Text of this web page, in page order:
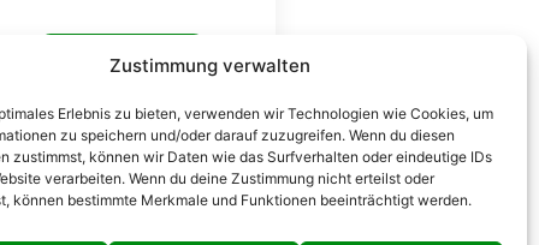
Zustimmung verwalten
Erlebnis zu bieten, verwenden wir Technologien wie Cookies, um
zu speichern und/oder darauf zuzugreifen. Wenn du diesen
zustimmst, können wir Daten wie das Surfverhalten oder eindeutige IDs
verarbeiten. Wenn du deine Zustimmung nicht erteilst oder
können bestimmte Merkmale und Funktionen beeinträchtigt werden.